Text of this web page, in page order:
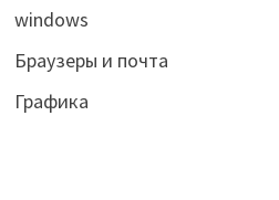
windows
Браузеры и почта
Графика